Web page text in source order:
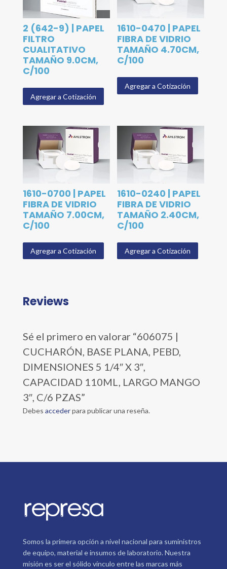
2 (642-9) | PAPEL
FILTRO
CUALITATIVO
TAMAÑO 9.0CM,
C/100
Agregar a Cotización
1610-0470 | PAPEL
FIBRA DE VIDRIO
TAMAÑO 4.70CM,
C/100
Agregar a Cotización
1610-0700 | PAPEL
FIBRA DE VIDRIO
TAMAÑO 7.00CM,
C/100
Agregar a Cotización
1610-0240 | PAPEL
FIBRA DE VIDRIO
TAMAÑO 2.40CM,
C/100
Agregar a Cotización
Reviews
Sé el primero en valorar “606075 |
CUCHARÓN, BASE PLANA, PEBD,
DIMENSIONES 5 1/4″ X 3″,
CAPACIDAD 110ML, LARGO MANGO
3″, C/6 PZAS”
Debes accederpara publicar una reseña.
Somos la primera opción a nivel nacional para suministros
de equipo, material e insumos de laboratorio. Nuestra
misión es ser el sólido vínculo entre las marcas más